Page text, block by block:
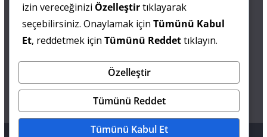
0 538 844 90 90
Mesut IŞIKAY
admin@sultanmagazin.com
izin vereceğinizi Özelleştirtıklayarak
seçebilirsiniz. Onaylamak için Tümünü Kabul
Et, reddetmek için Tümünü Reddettıklayın.
Özelleştir
Tümünü Reddet
Tümünü Kabul Et